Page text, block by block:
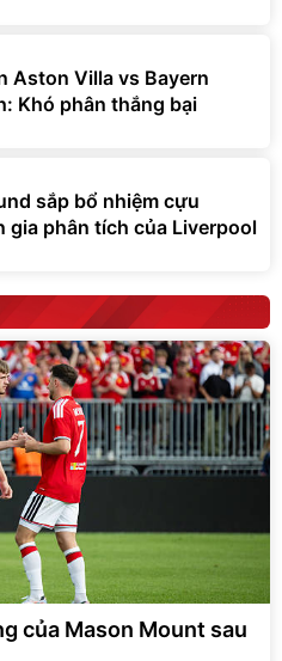
Aston Villa vs Bayern
Khó phân thắng bại
sắp bổ nhiệm cựu
gia phân tích của Liverpool
của Mason Mount sau